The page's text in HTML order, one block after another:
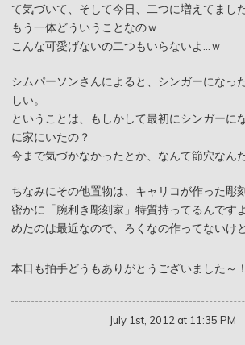
て気づいて、そして今日、二つに増えてました
もう一体どういうことなのｗ
こんな可愛げないの二つもいらないよ…ｗ
シムパーソンさんによると、シンガーになっ
しい。
ということは、もしかして最初にシンガーに
に家にいたの？
今まで気づかなかったとか、なんて節穴なんだ
ちなみにその他置物は、キャリコが作った彫
密かに「腕利き彫刻家」特質持ってるんです
めたのは最近なので、ろくなの作ってないけ
本日も拍手どうもありがとうございました～！
July 1st, 2012 at 11:35 PM